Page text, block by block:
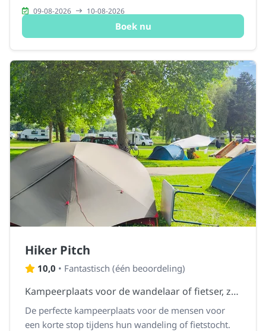
09-08-2026
10-08-2026
Boek nu
Hiker Pitch
10,0 • Fantastisch (één beoordeling)
Kampeerplaats voor de wandelaar of fietser, zonder stroom.
De perfecte kampeerplaats voor de mensen voor
een korte stop tijdens hun wandeling of fietstocht.